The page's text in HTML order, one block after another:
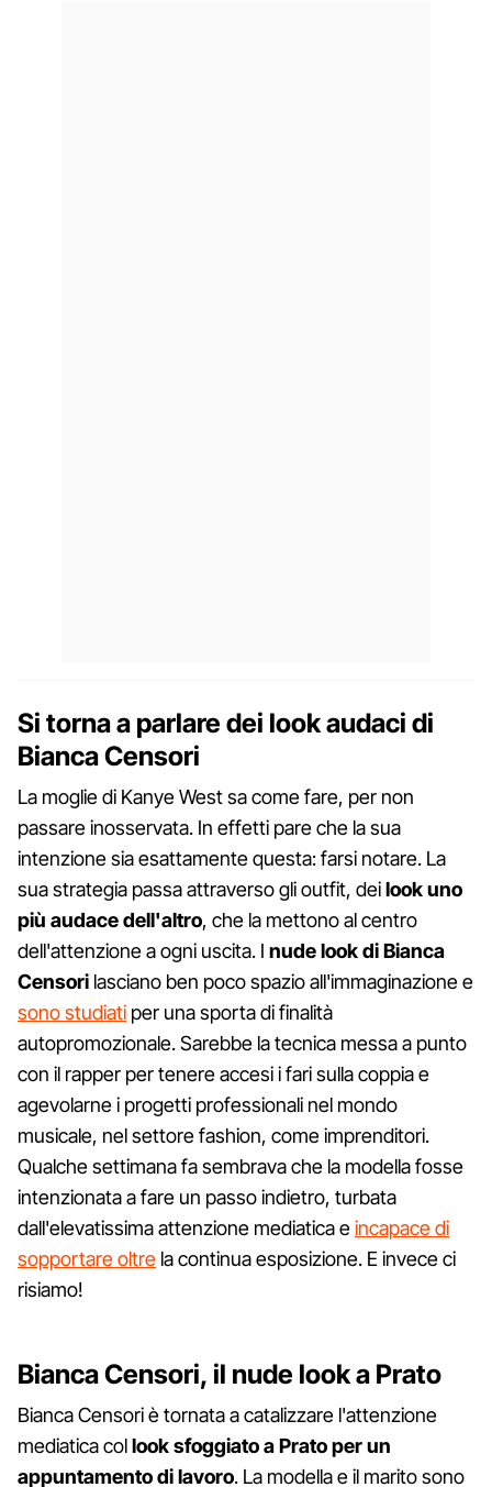
Si torna a parlare dei look audaci di
Bianca Censori
La moglie di Kanye West sa come fare, per non
passare inosservata. In effetti pare che la sua
intenzione sia esattamente questa: farsi notare. La
sua strategia passa attraverso gli outfit, deilook uno
più audace dell'altro, che la mettono al centro
dell'attenzione a ogni uscita. I nude look di Bianca
Censori lasciano ben poco spazio all'immaginazione e
sono studiati per una sporta di finalità
autopromozionale. Sarebbe la tecnica messa a punto
con il rapper per tenere accesi i fari sulla coppia e
agevolarne i progetti professionali nel mondo
musicale, nel settore fashion, come imprenditori.
Qualche settimana fa sembrava che la modella fosse
intenzionata a fare un passo indietro, turbata
dall'elevatissima attenzione mediatica eincapace di
sopportare oltre la continua esposizione. E invece ci
risiamo!
Bianca Censori, il nude look a Prato
Bianca Censori è tornata a catalizzare l'attenzione
mediatica collook sfoggiato a Prato per un
appuntamento di lavoro. La modella e il marito sono